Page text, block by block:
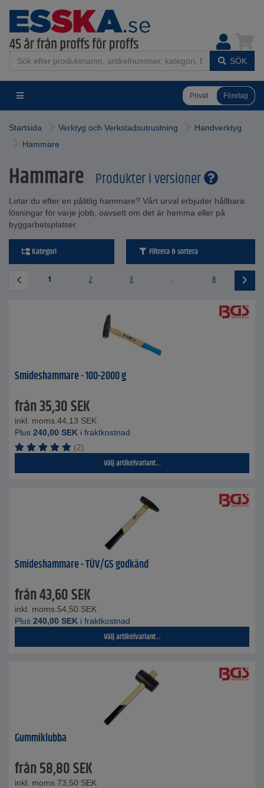
SÖK
Privat Företag
Startsida Verktyg och Verkstadsutrustning
Handverktyg
Hammare
Hammare Produkter i versioner
Letar du efter en pålitlig hammare? Vårt urval erbjuder hållbara
lösningar för varje jobb, oavsett om det är hemma eller på
byggarbetsplatser.
Kategori Filtrera & sortera
1 2 3 ... 8
Smideshammare - 100-2000 g
från35,30SEK
inkl. moms. 44,13 SEK
Plus 240,00 SEK i fraktkostnad
(2)
Välj artikelvariant...
Smideshammare - TÜV/GS godkänd
från43,60SEK
inkl. moms. 54,50 SEK
Plus 240,00 SEK i fraktkostnad
Välj artikelvariant...
Gummiklubba
från58,80SEK
inkl. moms. 73,50 SEK